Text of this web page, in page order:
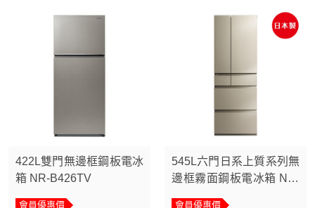
422L雙門無邊框鋼板電冰
箱 NR-B426TV
會員優惠價
545L六門日系上質系列無
邊框霧面鋼板電冰箱 NR-
會員優惠價